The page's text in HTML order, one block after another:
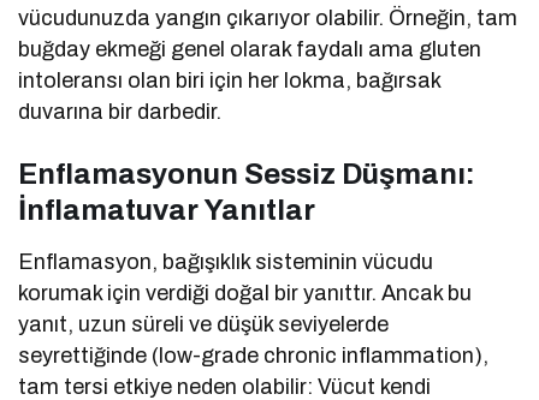
vücudunuzda yangın çıkarıyor olabilir. Örneğin, tam
buğday ekmeği genel olarak faydalı ama gluten
intoleransı olan biri için her lokma, bağırsak
duvarına bir darbedir.
Enflamasyonun Sessiz Düşmanı:
İnflamatuvar Yanıtlar
Enflamasyon, bağışıklık sisteminin vücudu
korumak için verdiği doğal bir yanıttır. Ancak bu
yanıt, uzun süreli ve düşük seviyelerde
seyrettiğinde (low-grade chronic inflammation),
tam tersi etkiye neden olabilir: Vücut kendi